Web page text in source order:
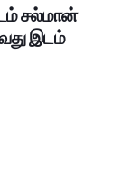
சல்மான்
இடம்